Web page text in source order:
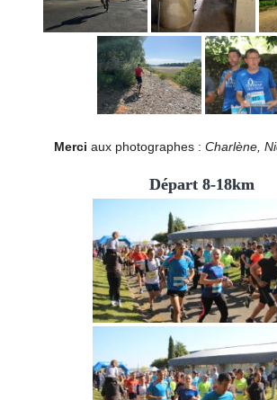
Merci aux photographes : Charlène,
Départ 8-18km